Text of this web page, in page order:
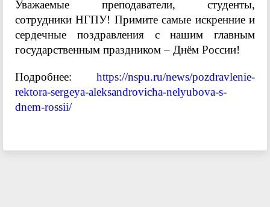
Уважаемые преподаватели, студенты,
сотрудники НГПУ! Примите самые искренние и
сердечные поздравления с нашим главным
государственным праздником – Днём России!
Подробнее: https://nspu.ru/news/pozdravlenie-
rektora-sergeya-aleksandrovicha-nelyubova-s-
dnem-rossii/